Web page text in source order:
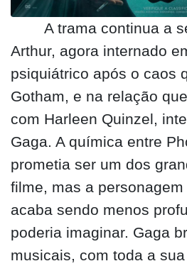
A trama continua a
Arthur, agora internado
psiquiátrico após o caos
Gotham, e na relação
com Harleen Quinzel,
Gaga. A química entre
prometia ser um dos
filme, mas a
acaba sendo menos
poderia imaginar. Gaga
musicais, com toda a